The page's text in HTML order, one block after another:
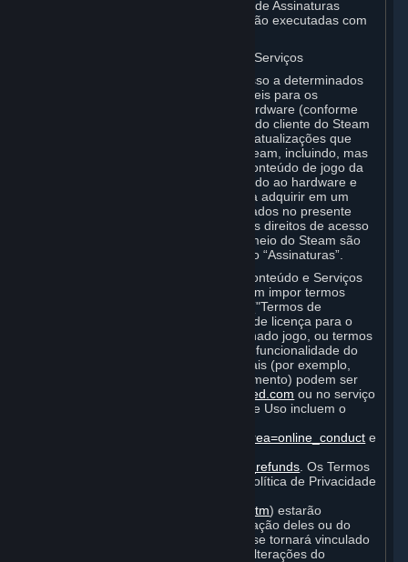
de Assinaturas), quaisquer transações de Assinaturas
(conforme definido abaixo) do Steam são executadas com
B. Hardware; Assinaturas; Conteúdo e Serviços
Como Assinante, você pode obter acesso a determinados
serviços, software e conteúdo disponíveis para os
Assinantes ou adquirir determinado Hardware (conforme
definido abaixo) no Steam. O software do cliente do Steam
e qualquer outro software, conteúdo e atualizações que
você baixar ou acessar por meio do Steam, incluindo, mas
sem caráter limitativo, videogames e conteúdo de jogo da
Valve ou de terceiros, software associado ao hardware e
quaisquer itens virtuais que você possa adquirir em um
Mercado de Assinaturas, são mencionados no presente
Acordo como “Conteúdo e Serviços”; os direitos de acesso
e/ou uso de Conteúdo e Serviços por meio do Steam são
mencionados no presente Acordo como “Assinaturas”.
Cada Assinatura permite o acesso a Conteúdo e Serviços
específicos. Algumas Assinaturas podem impor termos
adicionais específicos a tal Assinatura ("Termos de
Assinatura") (por exemplo, um acordo de licença para o
usuário final específico de um determinado jogo, ou termos
de uso de um determinado produto ou funcionalidade do
Steam). Além disso, os termos adicionais (por exemplo,
procedimentos de pagamento e faturamento) podem ser
http://www.steampowered.com ou no serviço
Steam ("Regras de Uso"). As Regras de Uso incluem o
http://steampowered.com/index.php?area=online_conduct e
http://store.steampowered.com/steam_refunds . Os Termos
de Assinatura, as Regras de Uso e a Política de Privacidade
http://www.valvesoftware.com/privacy.htm) estarão
vinculados a você assim que sua aceitação deles ou do
presente Acordo for indicada, ou você se tornará vinculado
a eles do modo descrito na Seção 8 (Alterações do